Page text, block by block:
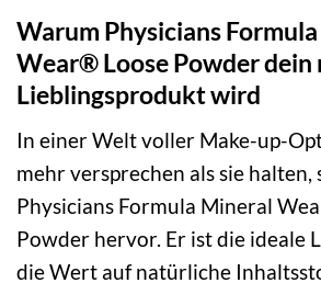
Warum Physicians
Wear® Loose Powder dein
Lieblingsprodukt wird
In einer Welt voller Make-up-
mehr versprechen als sie
Physicians Formula Mineral
Powder hervor. Er ist die ideale
die Wert auf natürliche